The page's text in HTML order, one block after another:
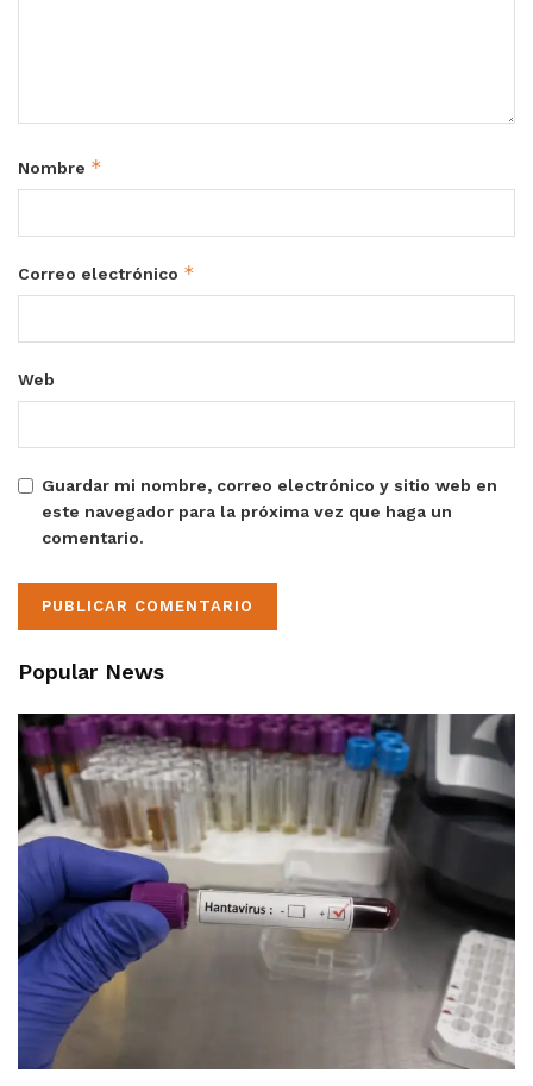
Nombre *
Correo electrónico *
Web
Guardar mi nombre, correo electrónico y sitio web en
este navegador para la próxima vez que haga un
comentario.
Popular News